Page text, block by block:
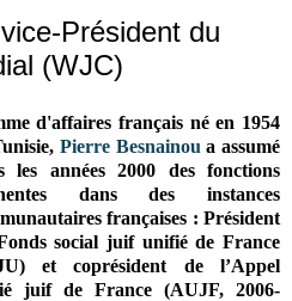
Président du
(WJC)
d'affaires français né en 1954
Pierre Besnainou a assumé
les années 2000 des fonctions
dans des instances
françaises : Président
social juif unifié de France
etcoprésident de l’Appel
juif de France (AUJF, 2006-